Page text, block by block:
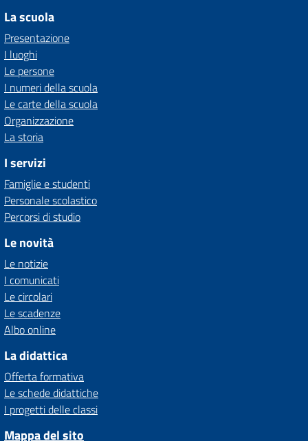
La scuola
Presentazione
I luoghi
Le persone
I numeri della scuola
Le carte della scuola
Organizzazione
La storia
I servizi
Famiglie e studenti
Personale scolastico
Percorsi di studio
Le novità
Le notizie
I comunicati
Le circolari
Le scadenze
Albo online
La didattica
Offerta formativa
Le schede didattiche
I progetti delle classi
Mappa del sito